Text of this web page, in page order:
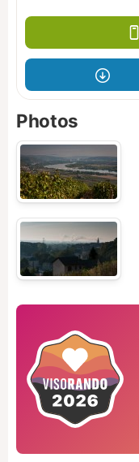
Photos